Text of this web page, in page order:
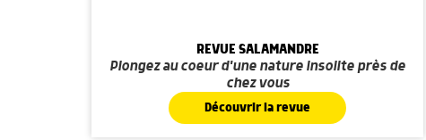
REVUE SALAMANDRE
Plongez au coeur d'une nature insolite près de
chez vous
Découvrir la revue